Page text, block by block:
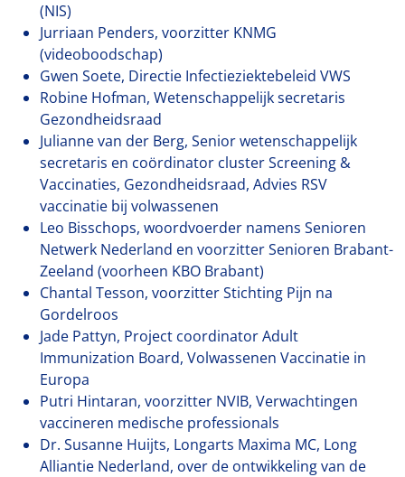
(NIS)
Jurriaan Penders, voorzitter KNMG
(videoboodschap)
Gwen Soete, Directie Infectieziektebeleid VWS
Robine Hofman, Wetenschappelijk secretaris
Gezondheidsraad
Julianne van der Berg, Senior wetenschappelijk
secretaris en coördinator cluster Screening &
Vaccinaties, Gezondheidsraad, Advies RSV
vaccinatie bij volwassenen
Leo Bisschops, woordvoerder namens Senioren
Netwerk Nederland en voorzitter Senioren Brabant-
Zeeland (voorheen KBO Brabant)
Chantal Tesson, voorzitter Stichting Pijn na
Gordelroos
Jade Pattyn, Project coordinator Adult
Immunization Board, Volwassenen Vaccinatie in
Europa
Putri Hintaran, voorzitter NVIB, Verwachtingen
vaccineren medische professionals
Dr. Susanne Huijts, Longarts Maxima MC, Long
Alliantie Nederland, over de ontwikkeling van de